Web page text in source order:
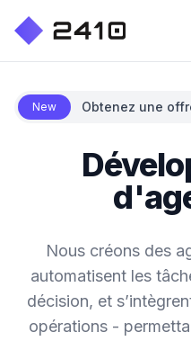
New
Obtenez une
Nous créons des
automatisent les
décision, et
opérations -